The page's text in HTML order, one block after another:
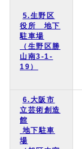
5.生野区
役所 地下
駐車場
（生野区勝
山南3-1-
19）
6.大阪市
立芸術創造
館
地下駐車
場